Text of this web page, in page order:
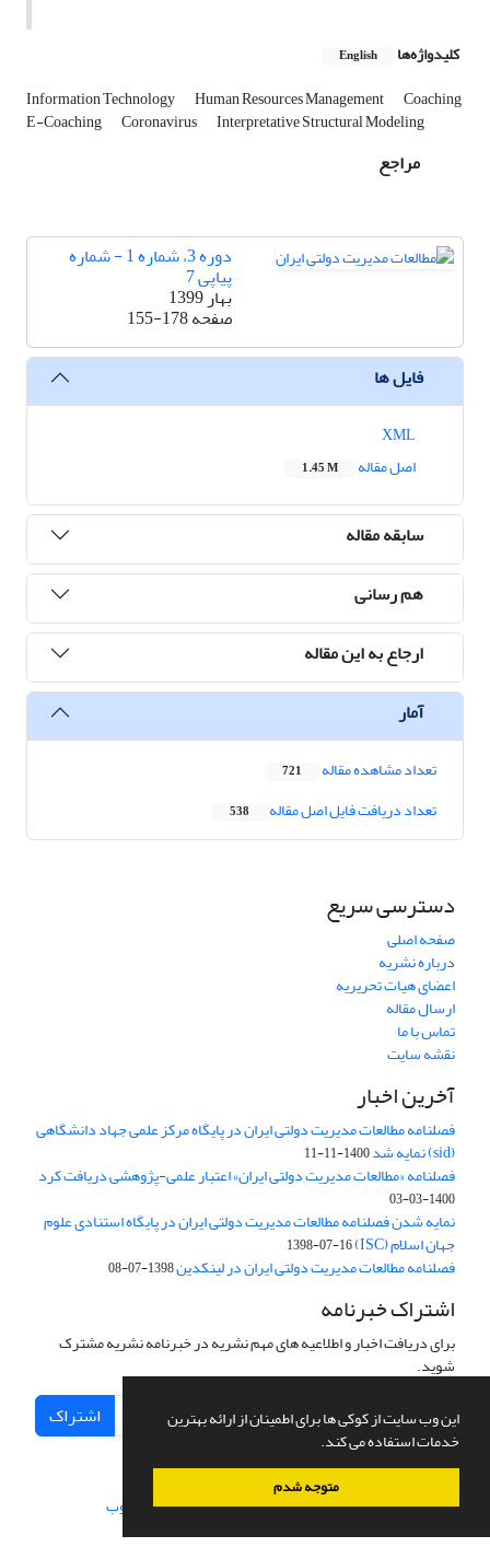
این وب سایت از کوکی ها برای اطمینان از ارائه بهترین
خدمات استفاده می کند.
متوجه شدم
کلیدواژه‌ها English
Information Technology Human Resources Management Coaching
E-Coaching Coronavirus Interpretative Structural Modeling
مراجع
دوره 3، شماره 1 - شماره
پیاپی 7
بهار 1399
صفحه155-178
فایل ها
اصل مقاله
1.45 M
سابقه مقاله
هم رسانی
ارجاع به این مقاله
آمار
تعداد مشاهده مقاله 721
تعداد دریافت فایل اصل مقاله 538
دسترسی سریع
صفحه اصلی
درباره نشریه
اعضای هیات تحریریه
ارسال مقاله
تماس با ما
نقشه سایت
آخرین اخبار
فصلنامه مطالعات مدیریت دولتی ایران در پایگاه مرکز علمی جهاد دانشگاهی
(sid) نمایه شد 1400-11-11
فصلنامه «مطالعات مدیریت دولتی ایران» اعتبار علمی-پژوهشی دریافت کرد
1400-03-03
نمایه شدن فصلنامه مطالعات مدیریت دولتی ایران در پایگاه استنادی علوم
جهان اسلام (ISC) 1398-07-16
فصلنامه مطالعات مدیریت دولتی ایران در لینکدین1398-07-08
اشتراک خبرنامه
برای دریافت اخبار و اطلاعیه های مهم نشریه در خبرنامه نشریه مشترک
شوید.
اشتراک
سامانه مدیریت نشریات علمی.طراحی و پیاده سازی از سیناوب